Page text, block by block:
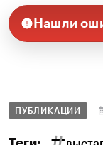
Нашли
ПУБЛИКАЦИИ